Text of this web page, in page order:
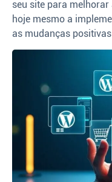
seu site para melhorar
hoje mesmo a
as mudanças